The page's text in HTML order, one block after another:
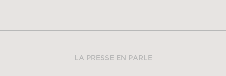
LA PRESSE EN PARLE